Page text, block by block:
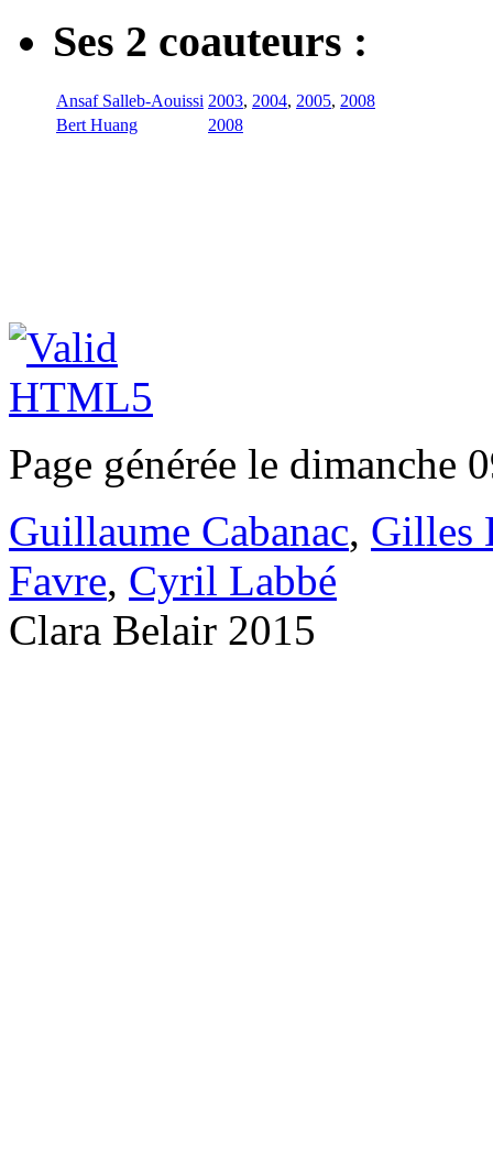
Ses 2 coauteurs :
Ansaf Salleb-Aouissi 2003, 2004, 2005, 2008
Bert Huang
2008
Page générée le dimanche
Guillaume Cabanac, Gilles
Favre, Cyril Labbé
Clara Belair 2015